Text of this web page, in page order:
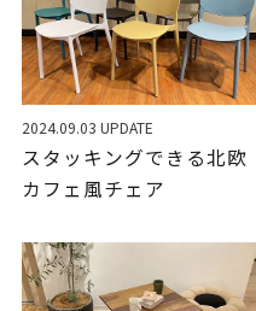
2024.09.03 UPDATE
スタッキングできる北欧
カフェ風チェア